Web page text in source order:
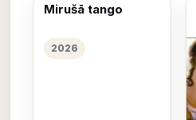
Mirušā tango
2026